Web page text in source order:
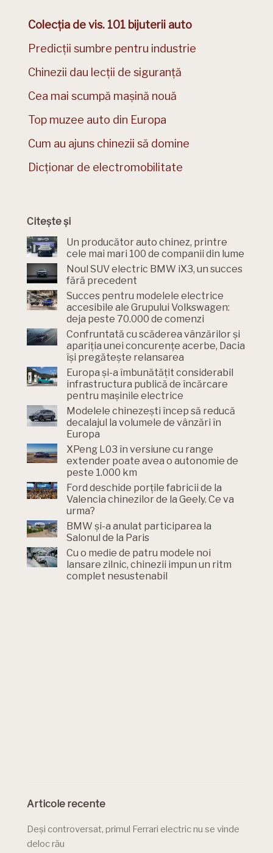
Colecția de vis. 101 bijuterii auto
Predicții sumbre pentru industrie
Chinezii dau lecții de siguranță
Cea mai scumpă mașină nouă
Top muzee auto din Europa
Cum au ajuns chinezii să domine
Dicționar de electromobilitate
Citește și
Un producător auto chinez, printre
cele mai mari 100 de companii din lume
Noul SUV electric BMW iX3, un succes
fără precedent
Succes pentru modelele electrice
accesibile ale Grupului Volkswagen:
deja peste 70.000 de comenzi
Confruntată cu scăderea vânzărilor și
apariția unei concurențe acerbe, Dacia
își pregătește relansarea
Europa și-a îmbunătățit considerabil
infrastructura publică de încărcare
pentru mașinile electrice
Modelele chinezești încep să reducă
decalajul la volumele de vânzări în
Europa
XPeng L03 în versiune cu range
extender poate avea o autonomie de
peste 1.000 km
Ford deschide porțile fabricii de la
Valencia chinezilor de la Geely. Ce va
urma?
BMW și-a anulat participarea la
Salonul de la Paris
Cu o medie de patru modele noi
lansare zilnic, chinezii impun un ritm
complet nesustenabil
Articole recente
Deși controversat, primul Ferrari electric nu se vinde
deloc rău